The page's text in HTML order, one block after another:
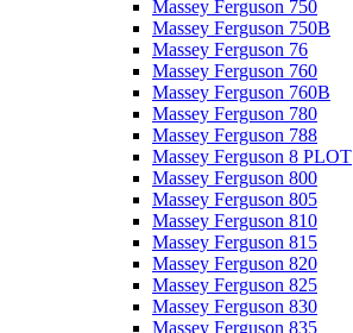
Massey Ferguson 750
Massey Ferguson 750B
Massey Ferguson 76
Massey Ferguson 760
Massey Ferguson 760B
Massey Ferguson 780
Massey Ferguson 788
Massey Ferguson 8 PLOT
Massey Ferguson 800
Massey Ferguson 805
Massey Ferguson 810
Massey Ferguson 815
Massey Ferguson 820
Massey Ferguson 825
Massey Ferguson 830
Massey Ferguson 835